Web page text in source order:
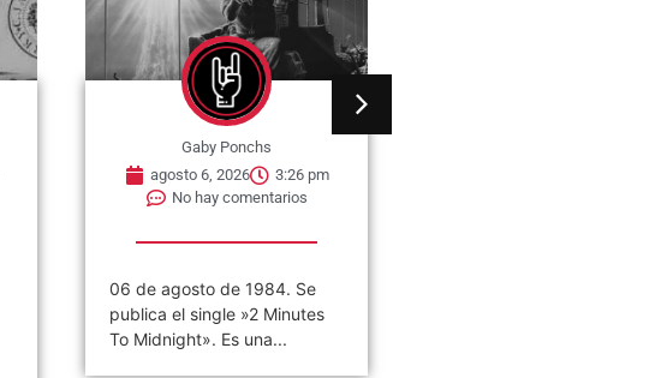
Gaby Ponchs
agosto 6, 2026
3:26 pm
No hay comentarios
06 de agosto de 1984. Se
publica el single »2 Minutes
To Midnight». Es una...